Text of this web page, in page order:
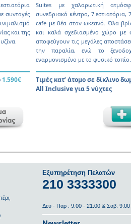
συνταγές
και της
1.590€
Suites µε χαλαρωτική
συνεδριακό κέντρο, 7
cafe µε θέα στον ωκεανό. Όλα
και καλά σχεδιασµένο χώρο µε
αποφεύγουν τις µεγάλες
την παραλία, ενώ το
εναρµονισµένο µε το φυσικό τοπίο.
Τιµές κατ’ άτοµο σε δίκλινο
All Inclusive για 5 νύχτες
Εξυπηρέτηση Πελατών
210 3333300
Δευ - Παρ : 9:00 - 21:00 & Σαβ: